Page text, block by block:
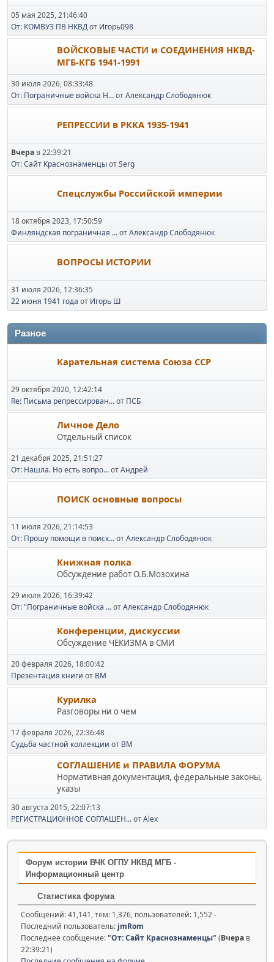
05 мая 2025, 21:46:40
От: КОМВУЗ ПВ НКВДот Игорь098
ВОЙСКОВЫЕ ЧАСТИ и СОЕДИНЕНИЯ НКВД-
МГБ-КГБ 1941-1991
30 июля 2026, 08:33:48
От: Пограничные войска Н...отАлександр Слободянюк
РЕПРЕССИИ в РККА 1935-1941
Вчера в 22:39:21
От: Сайт КраснознаменцыотSerg
Спецслужбы Российской империи
18 октября 2023, 17:50:59
Финляндская пограничная ...отАлександр Слободянюк
ВОПРОСЫ ИСТОРИИ
31 июля 2026, 12:36:35
22 июня 1941 года от Игорь Ш
Разное
Карательная система Союза ССР
29 октября 2020, 12:42:14
Re: Письма репрессирован...от ПСБ
Личное Дело
Отдельный список
21 декабря 2025, 21:51:27
От: Нашла. Но есть вопро...отАндрей
ПОИСК основные вопросы
11 июля 2026, 21:14:53
От: Прошу помощи в поиск...отАлександр Слободянюк
Книжная полка
Обсуждение работ О.Б.Мозохина
29 июля 2026, 16:39:42
От: "Пограничные войска ...отАлександр Слободянюк
Конференции, дискуссии
Обсуждение ЧЕКИЗМА в СМИ
20 февраля 2026, 18:00:42
Презентация книги от BM
Курилка
Разговоры ни о чем
17 февраля 2026, 22:36:48
Судьба частной коллекции от BM
СОГЛАШЕНИЕ и ПРАВИЛА ФОРУМА
Нормативная документация, федеральные законы,
указы
30 августа 2015, 22:07:13
РЕГИСТРАЦИОННОЕ СОГЛАШЕН...отAlex
Форум истории ВЧК ОГПУ НКВД МГБ -
Информационный центр
Статистика форума
Сообщений: 41,141, тем: 1,376, пользователей: 1,552 -
Последний пользователь: jmRom
Последнее сообщение:"От: Сайт Краснознаменцы" (Вчера в
22:39:21)